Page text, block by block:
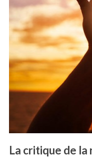
La critique de la